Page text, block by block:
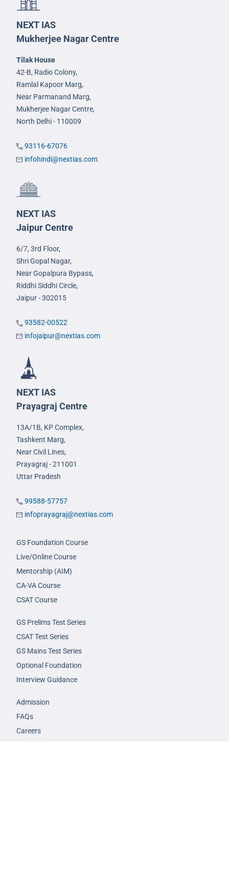
NEXT IAS
Mukherjee Nagar Centre
Tilak House
42-B, Radio Colony,
Ramlal Kapoor Marg,
Near Parmanand Marg,
Mukherjee Nagar Centre,
North Delhi - 110009
93116-67076
infohindi@nextias.com
NEXT IAS
Jaipur Centre
6/7, 3rd Floor,
Shri Gopal Nagar,
Near Gopalpura Bypass,
Riddhi Siddhi Circle,
Jaipur - 302015
93582-00522
infojaipur@nextias.com
NEXT IAS
Prayagraj Centre
13A/1B, KP Complex,
Tashkent Marg,
Near Civil Lines,
Prayagraj - 211001
Uttar Pradesh
99588-57757
infoprayagraj@nextias.com
GS Foundation Course
Live/Online Course
Mentorship (AIM)
CA-VA Course
CSAT Course
GS Prelims Test Series
CSAT Test Series
GS Mains Test Series
Optional Foundation
Interview Guidance
Admission
FAQs
Careers